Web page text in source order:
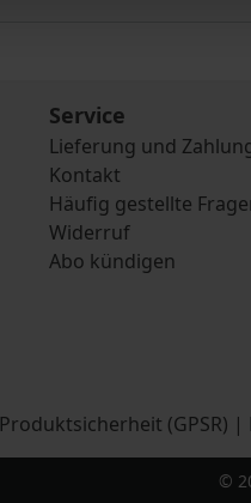
Service
Lieferung und
Kontakt
Häufig gestellte
Widerruf
Abo kündigen
Produktsicherheit (GPSR) |
©